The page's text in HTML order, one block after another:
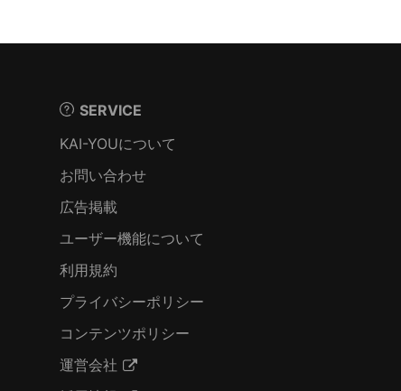
SERVICE
KAI-YOUについて
お問い合わせ
広告掲載
ユーザー機能について
利用規約
プライバシーポリシー
コンテンツポリシー
運営会社